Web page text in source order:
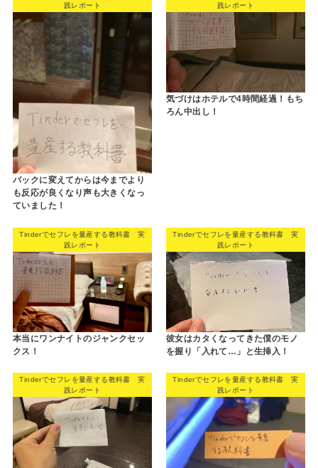
践レポート
バックに変えてからは今までより
も反応が良くなり声も大きくなっ
ていました！
践レポート
気づけはホテルで4時間経過！もち
ろん中出し！
Tinderでセフレを量産する教科書 実
践レポート
本当にワンナイトのジャンクセッ
クス！
Tinderでセフレを量産する教科書 実
践レポート
彼女はカタくなってきた僕のモノ
を握り「入れて…」と生挿入！
Tinderでセフレを量産する教科書 実
践レポート
Tinderでセフレを量産する教科書 実
践レポート